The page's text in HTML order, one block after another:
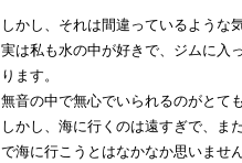
しかし、それは間違っているような
実は私も水の中が好きで、ジムに入
ります。
無音の中で無心でいられるのがとて
しかし、海に行くのは遠すぎで、ま
で海に行こうとはなかなか思いませ